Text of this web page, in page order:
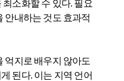
소화할 수 있다. 필요
안내하는 것도 효과적
억지로 배우지 않아도
된다. 이는 지역 언어